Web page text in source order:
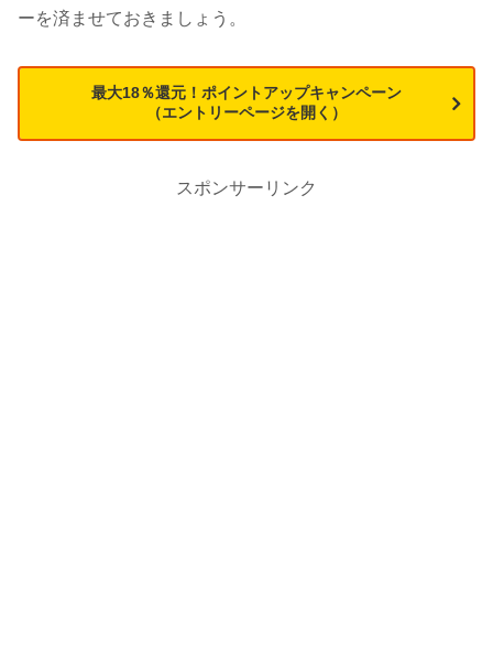
ーを済ませておきましょう。
最大18％還元！ポイントアップキャンペーン
（エントリーページを開く）
スポンサーリンク